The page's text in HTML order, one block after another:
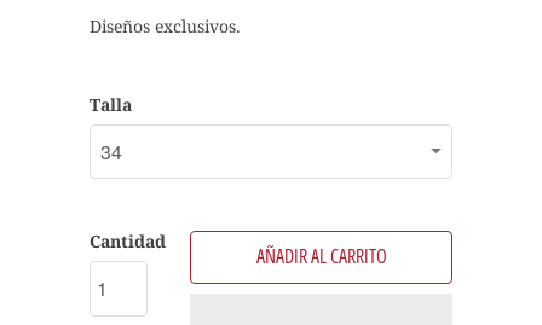
Diseños exclusivos.
Talla
Cantidad
AÑADIR AL CARRITO